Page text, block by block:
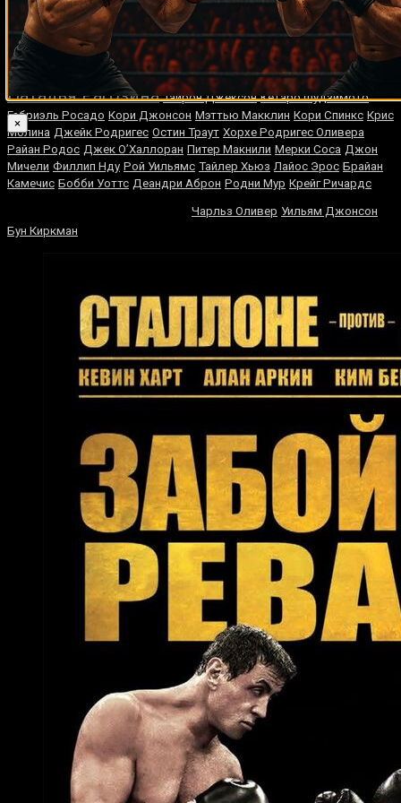
Аллан Грин Леван Джамардашвили Ивица Бакурин Крис Юбэнк
Кохэй Коно Майкл Стюарт Голден Джонсон Стив Роллс
Майкл
Грант
Франсиско Арреола Исраэль Адесанья
Виктор Эмилио
Рамирес
Пэт Лоулор Феликс Штурм Гай Стэнфорд Доминик Бризил
Наталья Рагозина Тайрон Джексон Кётаро Фудзимото
Габриэль Росадо Кори Джонсон Мэттью Макклин Кори Спинкс Крис
Молина Джейк Родригес Остин Траут Хорхе Родригес Оливера
Райан Родос Джек О’Халлоран Питер Макнили Мерки Соса Джон
Мичели Филлип Нду Рой Уильямс Тайлер Хьюз Лайос Эрос Брайан
Камечис Бобби Уоттс Деандри Аброн Родни Мур Крейг Ричардс
Чарльз Оливер Уильям Джонсон
Бун Киркман
×